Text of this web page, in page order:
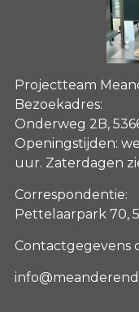
Projectteam
Bezoekadres:
Onderweg 2B,
Openingstijden:
uur. Zaterdagen
Correspondentie:
Pettelaarpark 70,
Contactgegevens